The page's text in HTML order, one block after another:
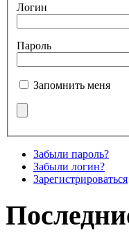
Логин
Пароль
Запомнить меня
Забыли пароль?
Забыли логин?
Зарегистрироваться